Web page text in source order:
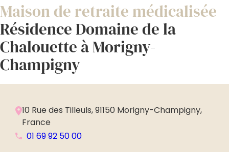
Maison de retraite médicalisée
Résidence Domaine de la
Chalouette à Morigny-
Champigny
10 Rue des Tilleuls, 91150 Morigny-Champigny,
France
01 69 92 50 00